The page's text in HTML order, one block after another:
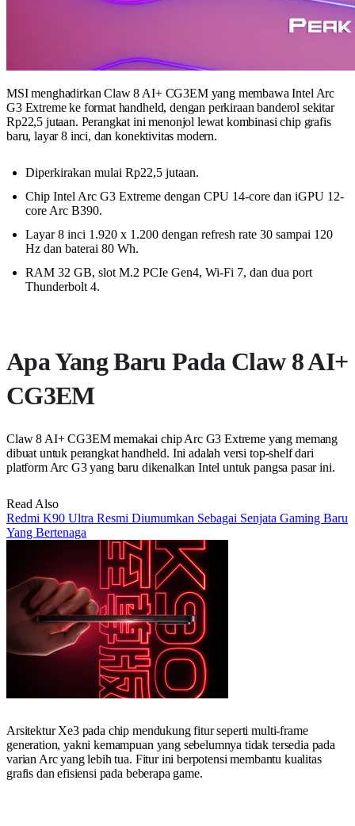
MSI menghadirkan Claw 8 AI+ CG3EM yang membawa Intel Arc
G3 Extreme ke format handheld, dengan perkiraan banderol sekitar
Rp22,5 jutaan. Perangkat ini menonjol lewat kombinasi chip grafis
baru, layar 8 inci, dan konektivitas modern.
Diperkirakan mulai Rp22,5 jutaan.
Chip Intel Arc G3 Extreme dengan CPU 14-core dan iGPU 12-
core Arc B390.
Layar 8 inci 1.920 x 1.200 dengan refresh rate 30 sampai 120
Hz dan baterai 80 Wh.
RAM 32 GB, slot M.2 PCIe Gen4, Wi-Fi 7, dan dua port
Thunderbolt 4.
Apa Yang Baru Pada Claw 8 AI+
CG3EM
Claw 8 AI+ CG3EM memakai chip Arc G3 Extreme yang memang
dibuat untuk perangkat handheld. Ini adalah versi top-shelf dari
platform Arc G3 yang baru dikenalkan Intel untuk pangsa pasar ini.
Read Also
Redmi K90 Ultra Resmi Diumumkan Sebagai Senjata Gaming Baru
Yang Bertenaga
Arsitektur Xe3 pada chip mendukung fitur seperti multi-frame
generation, yakni kemampuan yang sebelumnya tidak tersedia pada
varian Arc yang lebih tua. Fitur ini berpotensi membantu kualitas
grafis dan efisiensi pada beberapa game.